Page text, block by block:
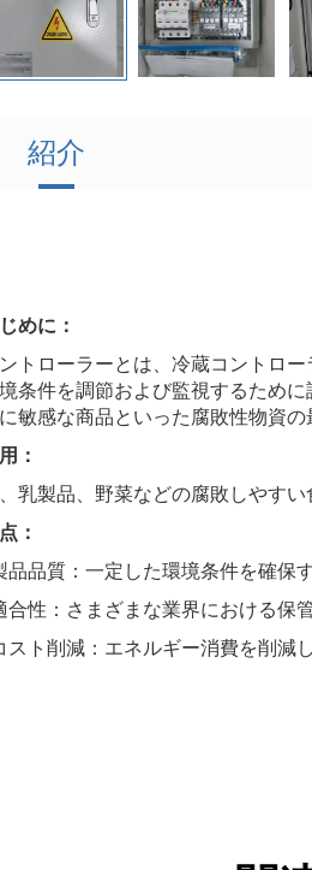
紹介
めに：
トローラーとは、冷蔵コントロ
条件を調節および監視するため
敏感な商品といった腐敗性物資
：
乳製品、野菜などの腐敗しやす
：
品品質：一定した環境条件を確保
合性：さまざまな業界における保
スト削減：エネルギー消費を削減